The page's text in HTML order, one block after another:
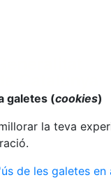
galetes (cookies)
la teva
de les galetes en